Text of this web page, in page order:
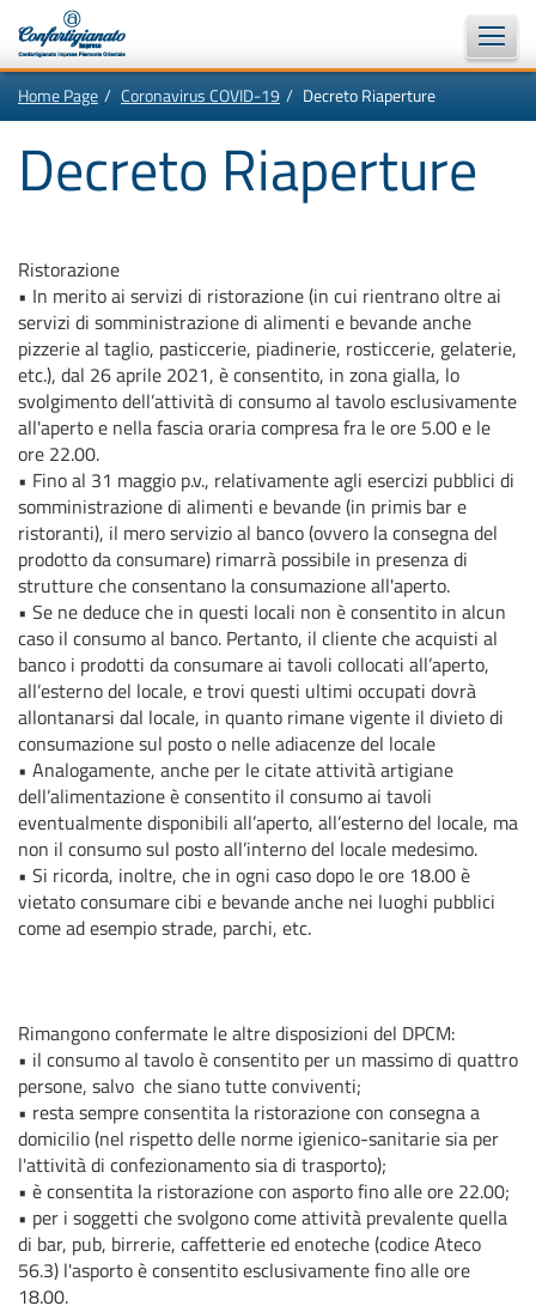
Vai
In
questa
navigazione
principale
[2]
Contenuti
principali
[5]
Le
ultime
novità
da
Confartigianato
[6]
Home Page Coronavirus COVID-19 Decreto Riaperture
ricercaDecreto Riaperture
Ristorazione
• In merito ai servizi di ristorazione (in cui rientrano oltre ai
servizi di somministrazione di alimenti e bevande anche
pizzerie al taglio, pasticcerie, piadinerie, rosticcerie, gelaterie,
etc.), dal 26 aprile 2021, è consentito, in zona gialla, lo
svolgimento dell’attività di consumo al tavolo esclusivamente
all'aperto e nella fascia oraria compresa fra le ore 5.00 e le
ore 22.00.
• Fino al 31 maggio p.v., relativamente agli esercizi pubblici di
somministrazione di alimenti e bevande (in primis bar e
ristoranti), il mero servizio al banco (ovvero la consegna del
prodotto da consumare) rimarrà possibile in presenza di
strutture che consentano la consumazione all'aperto.
• Se ne deduce che in questi locali non è consentito in alcun
caso il consumo al banco. Pertanto, il cliente che acquisti al
banco i prodotti da consumare ai tavoli collocati all’aperto,
all’esterno del locale, e trovi questi ultimi occupati dovrà
allontanarsi dal locale, in quanto rimane vigente il divieto di
consumazione sul posto o nelle adiacenze del locale
• Analogamente, anche per le citate attività artigiane
dell’alimentazione è consentito il consumo ai tavoli
eventualmente disponibili all’aperto, all’esterno del locale, ma
non il consumo sul posto all’interno del locale medesimo.
• Si ricorda, inoltre, che in ogni caso dopo le ore 18.00 è
vietato consumare cibi e bevande anche nei luoghi pubblici
come ad esempio strade, parchi, etc.
Rimangono confermate le altre disposizioni del DPCM:
• il consumo al tavolo è consentito per un massimo di quattro
persone, salvo che siano tutte conviventi;
• resta sempre consentita la ristorazione con consegna a
domicilio (nel rispetto delle norme igienico-sanitarie sia per
l'attività di confezionamento sia di trasporto);
• è consentita la ristorazione con asporto fino alle ore 22.00;
• per i soggetti che svolgono come attività prevalente quella
di bar, pub, birrerie, caffetterie ed enoteche (codice Ateco
56.3) l'asporto è consentito esclusivamente fino alle ore
18.00.